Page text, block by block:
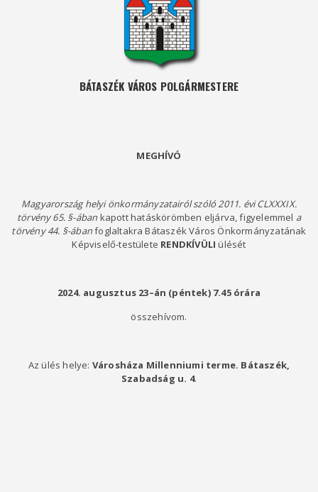
BÁTASZÉK VÁROS POLGÁRMESTERE
MEGHÍVÓ
Magyarország helyi önkormányzatairól szóló 2011. évi CLXXXIX.
törvény 65. §-ában kapott hatáskörömben eljárva, figyelemmel a
törvény 44. §-ábanfoglaltakra Bátaszék Város Önkormányzatának
Képviselő-testülete RENDKÍVÜLI ülését
2024. augusztus 23–án (péntek) 7.45 órára
összehívom.
Az ülés helye: Városháza Millenniumi terme. Bátaszék,
Szabadság u. 4.